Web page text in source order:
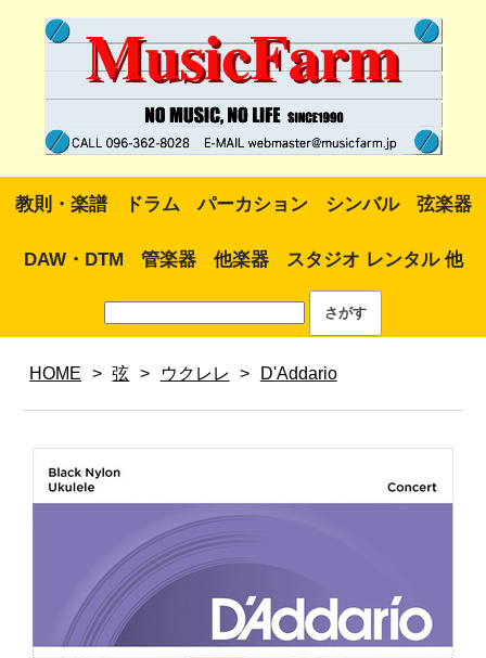
教則・楽譜 ドラム パーカション シンバル 弦楽器
DAW・DTM 管楽器 他楽器 スタジオ レンタル 他
HOME > 弦 > ウクレレ > D'Addario